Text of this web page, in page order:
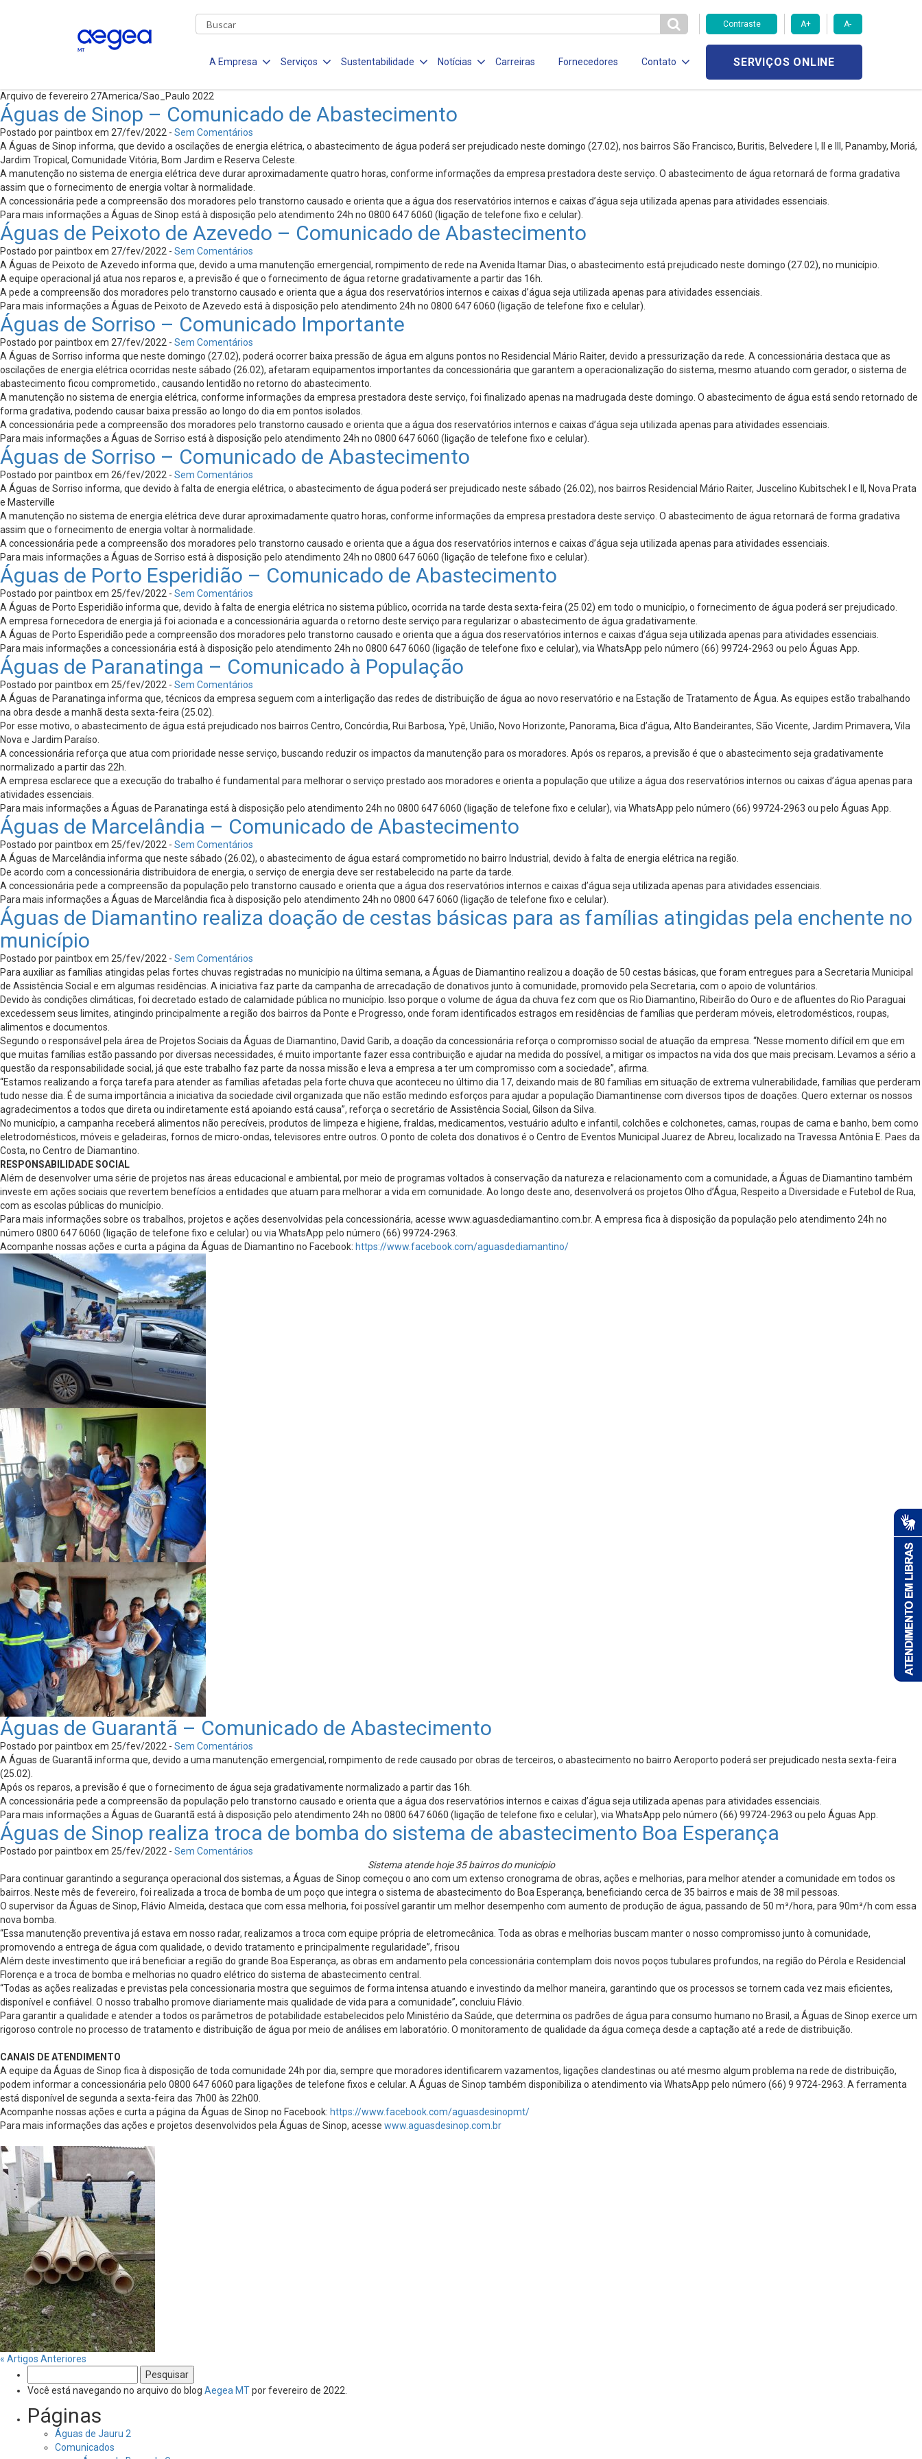
Contraste A+ A-
A Empresa Serviços Sustentabilidade Notícias Carreiras Fornecedores Contato SERVIÇOS ONLINE
Arquivo de fevereiro 27America/Sao_Paulo 2022
Águas de Sinop – Comunicado de Abastecimento
Postado por paintbox em 27/fev/2022 - Sem Comentários
A Águas de Sinop informa, que devido a oscilações de energia elétrica, o abastecimento de água poderá ser prejudicado neste domingo (27.02), nos bairros São Francisco, Buritis, Belvedere I, II e III, Panamby, Moriá,
Jardim Tropical, Comunidade Vitória, Bom Jardim e Reserva Celeste.
A manutenção no sistema de energia elétrica deve durar aproximadamente quatro horas, conforme informações da empresa prestadora deste serviço. O abastecimento de água retornará de forma gradativa
assim que o fornecimento de energia voltar à normalidade.
A concessionária pede a compreensão dos moradores pelo transtorno causado e orienta que a água dos reservatórios internos e caixas d’água seja utilizada apenas para atividades essenciais.
Para mais informações a Águas de Sinop está à disposição pelo atendimento 24h no 0800 647 6060 (ligação de telefone fixo e celular).
Águas de Peixoto de Azevedo – Comunicado de Abastecimento
Postado por paintbox em 27/fev/2022 - Sem Comentários
A Águas de Peixoto de Azevedo informa que, devido a uma manutenção emergencial, rompimento de rede na Avenida Itamar Dias, o abastecimento está prejudicado neste domingo (27.02), no município.
A equipe operacional já atua nos reparos e, a previsão é que o fornecimento de água retorne gradativamente a partir das 16h.
A pede a compreensão dos moradores pelo transtorno causado e orienta que a água dos reservatórios internos e caixas d’água seja utilizada apenas para atividades essenciais.
Para mais informações a Águas de Peixoto de Azevedo está à disposição pelo atendimento 24h no 0800 647 6060 (ligação de telefone fixo e celular).
Águas de Sorriso – Comunicado Importante
Postado por paintbox em 27/fev/2022 - Sem Comentários
A Águas de Sorriso informa que neste domingo (27.02), poderá ocorrer baixa pressão de água em alguns pontos no Residencial Mário Raiter, devido a pressurização da rede. A concessionária destaca que as
oscilações de energia elétrica ocorridas neste sábado (26.02), afetaram equipamentos importantes da concessionária que garantem a operacionalização do sistema, mesmo atuando com gerador, o sistema de
abastecimento ficou comprometido., causando lentidão no retorno do abastecimento.
A manutenção no sistema de energia elétrica, conforme informações da empresa prestadora deste serviço, foi finalizado apenas na madrugada deste domingo. O abastecimento de água está sendo retornado de
forma gradativa, podendo causar baixa pressão ao longo do dia em pontos isolados.
A concessionária pede a compreensão dos moradores pelo transtorno causado e orienta que a água dos reservatórios internos e caixas d’água seja utilizada apenas para atividades essenciais.
Para mais informações a Águas de Sorriso está à disposição pelo atendimento 24h no 0800 647 6060 (ligação de telefone fixo e celular).
Águas de Sorriso – Comunicado de Abastecimento
Postado por paintbox em 26/fev/2022 - Sem Comentários
A Águas de Sorriso informa, que devido à falta de energia elétrica, o abastecimento de água poderá ser prejudicado neste sábado (26.02), nos bairros Residencial Mário Raiter, Juscelino Kubitschek I e II, Nova Prata
e Masterville
A manutenção no sistema de energia elétrica deve durar aproximadamente quatro horas, conforme informações da empresa prestadora deste serviço. O abastecimento de água retornará de forma gradativa
assim que o fornecimento de energia voltar à normalidade.
A concessionária pede a compreensão dos moradores pelo transtorno causado e orienta que a água dos reservatórios internos e caixas d’água seja utilizada apenas para atividades essenciais.
Para mais informações a Águas de Sorriso está à disposição pelo atendimento 24h no 0800 647 6060 (ligação de telefone fixo e celular).
Águas de Porto Esperidião – Comunicado de Abastecimento
Postado por paintbox em 25/fev/2022 - Sem Comentários
A Águas de Porto Esperidião informa que, devido à falta de energia elétrica no sistema público, ocorrida na tarde desta sexta-feira (25.02) em todo o município, o fornecimento de água poderá ser prejudicado.
A empresa fornecedora de energia já foi acionada e a concessionária aguarda o retorno deste serviço para regularizar o abastecimento de água gradativamente.
A Águas de Porto Esperidião pede a compreensão dos moradores pelo transtorno causado e orienta que a água dos reservatórios internos e caixas d’água seja utilizada apenas para atividades essenciais.
Para mais informações a concessionária está à disposição pelo atendimento 24h no 0800 647 6060 (ligação de telefone fixo e celular), via WhatsApp pelo número (66) 99724-2963 ou pelo Águas App.
Águas de Paranatinga – Comunicado à População
Postado por paintbox em 25/fev/2022 - Sem Comentários
A Águas de Paranatinga informa que, técnicos da empresa seguem com a interligação das redes de distribuição de água ao novo reservatório e na Estação de Tratamento de Água. As equipes estão trabalhando
na obra desde a manhã desta sexta-feira (25.02).
Por esse motivo, o abastecimento de água está prejudicado nos bairros Centro, Concórdia, Rui Barbosa, Ypê, União, Novo Horizonte, Panorama, Bica d’água, Alto Bandeirantes, São Vicente, Jardim Primavera, Vila
Nova e Jardim Paraíso.
A concessionária reforça que atua com prioridade nesse serviço, buscando reduzir os impactos da manutenção para os moradores. Após os reparos, a previsão é que o abastecimento seja gradativamente
normalizado a partir das 22h.
A empresa esclarece que a execução do trabalho é fundamental para melhorar o serviço prestado aos moradores e orienta a população que utilize a água dos reservatórios internos ou caixas d’água apenas para
atividades essenciais.
Para mais informações a Águas de Paranatinga está à disposição pelo atendimento 24h no 0800 647 6060 (ligação de telefone fixo e celular), via WhatsApp pelo número (66) 99724-2963 ou pelo Águas App.
Águas de Marcelândia – Comunicado de Abastecimento
Postado por paintbox em 25/fev/2022 - Sem Comentários
A Águas de Marcelândia informa que neste sábado (26.02), o abastecimento de água estará comprometido no bairro Industrial, devido à falta de energia elétrica na região.
De acordo com a concessionária distribuidora de energia, o serviço de energia deve ser restabelecido na parte da tarde.
A concessionária pede a compreensão da população pelo transtorno causado e orienta que a água dos reservatórios internos e caixas d’água seja utilizada apenas para atividades essenciais.
Para mais informações a Águas de Marcelândia fica à disposição pelo atendimento 24h no 0800 647 6060 (ligação de telefone fixo e celular).
Águas de Diamantino realiza doação de cestas básicas para as famílias atingidas pela enchente no
município
Postado por paintbox em 25/fev/2022 - Sem Comentários
Para auxiliar as famílias atingidas pelas fortes chuvas registradas no município na última semana, a Águas de Diamantino realizou a doação de 50 cestas básicas, que foram entregues para a Secretaria Municipal
de Assistência Social e em algumas residências. A iniciativa faz parte da campanha de arrecadação de donativos junto à comunidade, promovido pela Secretaria, com o apoio de voluntários.
Devido às condições climáticas, foi decretado estado de calamidade pública no município. Isso porque o volume de água da chuva fez com que os Rio Diamantino, Ribeirão do Ouro e de afluentes do Rio Paraguai
excedessem seus limites, atingindo principalmente a região dos bairros da Ponte e Progresso, onde foram identificados estragos em residências de famílias que perderam móveis, eletrodomésticos, roupas,
alimentos e documentos.
Segundo o responsável pela área de Projetos Sociais da Águas de Diamantino, David Garib, a doação da concessionária reforça o compromisso social de atuação da empresa. “Nesse momento difícil em que em
que muitas famílias estão passando por diversas necessidades, é muito importante fazer essa contribuição e ajudar na medida do possível, a mitigar os impactos na vida dos que mais precisam. Levamos a sério a
questão da responsabilidade social, já que este trabalho faz parte da nossa missão e leva a empresa a ter um compromisso com a sociedade”, afirma.
“Estamos realizando a força tarefa para atender as famílias afetadas pela forte chuva que aconteceu no último dia 17, deixando mais de 80 famílias em situação de extrema vulnerabilidade, famílias que perderam
tudo nesse dia. É de suma importância a iniciativa da sociedade civil organizada que não estão medindo esforços para ajudar a população Diamantinense com diversos tipos de doações. Quero externar os nossos
agradecimentos a todos que direta ou indiretamente está apoiando está causa”, reforça o secretário de Assistência Social, Gilson da Silva.
No município, a campanha receberá alimentos não perecíveis, produtos de limpeza e higiene, fraldas, medicamentos, vestuário adulto e infantil, colchões e colchonetes, camas, roupas de cama e banho, bem como
eletrodomésticos, móveis e geladeiras, fornos de micro-ondas, televisores entre outros. O ponto de coleta dos donativos é o Centro de Eventos Municipal Juarez de Abreu, localizado na Travessa Antônia E. Paes da
Costa, no Centro de Diamantino.
RESPONSABILIDADE SOCIAL
Além de desenvolver uma série de projetos nas áreas educacional e ambiental, por meio de programas voltados à conservação da natureza e relacionamento com a comunidade, a Águas de Diamantino também
investe em ações sociais que revertem benefícios a entidades que atuam para melhorar a vida em comunidade. Ao longo deste ano, desenvolverá os projetos Olho d’Água, Respeito a Diversidade e Futebol de Rua,
com as escolas públicas do município.
Para mais informações sobre os trabalhos, projetos e ações desenvolvidas pela concessionária, acesse www.aguasdediamantino.com.br. A empresa fica à disposição da população pelo atendimento 24h no
número 0800 647 6060 (ligação de telefone fixo e celular) ou via WhatsApp pelo número (66) 99724-2963.
Acompanhe nossas ações e curta a página da Águas de Diamantino no Facebook: https://www.facebook.com/aguasdediamantino/
Águas de Guarantã – Comunicado de Abastecimento
Postado por paintbox em 25/fev/2022 - Sem Comentários
A Águas de Guarantã informa que, devido a uma manutenção emergencial, rompimento de rede causado por obras de terceiros, o abastecimento no bairro Aeroporto poderá ser prejudicado nesta sexta-feira
(25.02).
Após os reparos, a previsão é que o fornecimento de água seja gradativamente normalizado a partir das 16h.
A concessionária pede a compreensão da população pelo transtorno causado e orienta que a água dos reservatórios internos e caixas d’água seja utilizada apenas para atividades essenciais.
Para mais informações a Águas de Guarantã está à disposição pelo atendimento 24h no 0800 647 6060 (ligação de telefone fixo e celular), via WhatsApp pelo número (66) 99724-2963 ou pelo Águas App.
Águas de Sinop realiza troca de bomba do sistema de abastecimento Boa Esperança
Postado por paintbox em 25/fev/2022 - Sem Comentários
Sistema atende hoje 35 bairros do município
Para continuar garantindo a segurança operacional dos sistemas, a Águas de Sinop começou o ano com um extenso cronograma de obras, ações e melhorias, para melhor atender a comunidade em todos os
bairros. Neste mês de fevereiro, foi realizada a troca de bomba de um poço que integra o sistema de abastecimento do Boa Esperança, beneficiando cerca de 35 bairros e mais de 38 mil pessoas.
O supervisor da Águas de Sinop, Flávio Almeida, destaca que com essa melhoria, foi possível garantir um melhor desempenho com aumento de produção de água, passando de 50 m³/hora, para 90m³/h com essa
nova bomba.
“Essa manutenção preventiva já estava em nosso radar, realizamos a troca com equipe própria de eletromecânica. Toda as obras e melhorias buscam manter o nosso compromisso junto à comunidade,
promovendo a entrega de água com qualidade, o devido tratamento e principalmente regularidade”, frisou
Além deste investimento que irá beneficiar a região do grande Boa Esperança, as obras em andamento pela concessionária contemplam dois novos poços tubulares profundos, na região do Pérola e Residencial
Florença e a troca de bomba e melhorias no quadro elétrico do sistema de abastecimento central.
“Todas as ações realizadas e previstas pela concessionaria mostra que seguimos de forma intensa atuando e investindo da melhor maneira, garantindo que os processos se tornem cada vez mais eficientes,
disponível e confiável. O nosso trabalho promove diariamente mais qualidade de vida para a comunidade”, concluiu Flávio.
Para garantir a qualidade e atender a todos os parâmetros de potabilidade estabelecidos pelo Ministério da Saúde, que determina os padrões de água para consumo humano no Brasil, a Águas de Sinop exerce um
rigoroso controle no processo de tratamento e distribuição de água por meio de análises em laboratório. O monitoramento de qualidade da água começa desde a captação até a rede de distribuição.
CANAIS DE ATENDIMENTO
A equipe da Águas de Sinop fica à disposição de toda comunidade 24h por dia, sempre que moradores identificarem vazamentos, ligações clandestinas ou até mesmo algum problema na rede de distribuição,
podem informar a concessionária pelo 0800 647 6060 para ligações de telefone fixos e celular. A Águas de Sinop também disponibiliza o atendimento via WhatsApp pelo número (66) 9 9724-2963. A ferramenta
está disponível de segunda a sexta-feira das 7h00 às 22h00.
Acompanhe nossas ações e curta a página da Águas de Sinop no Facebook: https://www.facebook.com/aguasdesinopmt/
Para mais informações das ações e projetos desenvolvidos pela Águas de Sinop, acesse www.aguasdesinop.com.br
« Artigos Anteriores
por:
Você está navegando no arquivo do blog Aegea MTpor fevereiro de 2022.
Páginas
Águas de Jauru 2
Comunicados